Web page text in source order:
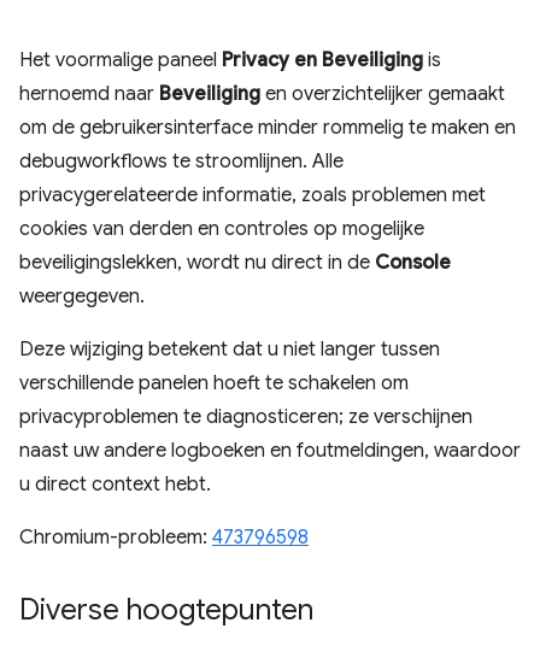
Het voormalige paneel Privacy en Beveiliging is
hernoemd naar Beveiliging en overzichtelijker gemaakt
om de gebruikersinterface minder rommelig te maken en
debugworkflows te stroomlijnen. Alle
privacygerelateerde informatie, zoals problemen met
cookies van derden en controles op mogelijke
beveiligingslekken, wordt nu direct in de Console
weergegeven.
Deze wijziging betekent dat u niet langer tussen
verschillende panelen hoeft te schakelen om
privacyproblemen te diagnosticeren; ze verschijnen
naast uw andere logboeken en foutmeldingen, waardoor
u direct context hebt.
Chromium-probleem: 473796598
Diverse hoogtepunten